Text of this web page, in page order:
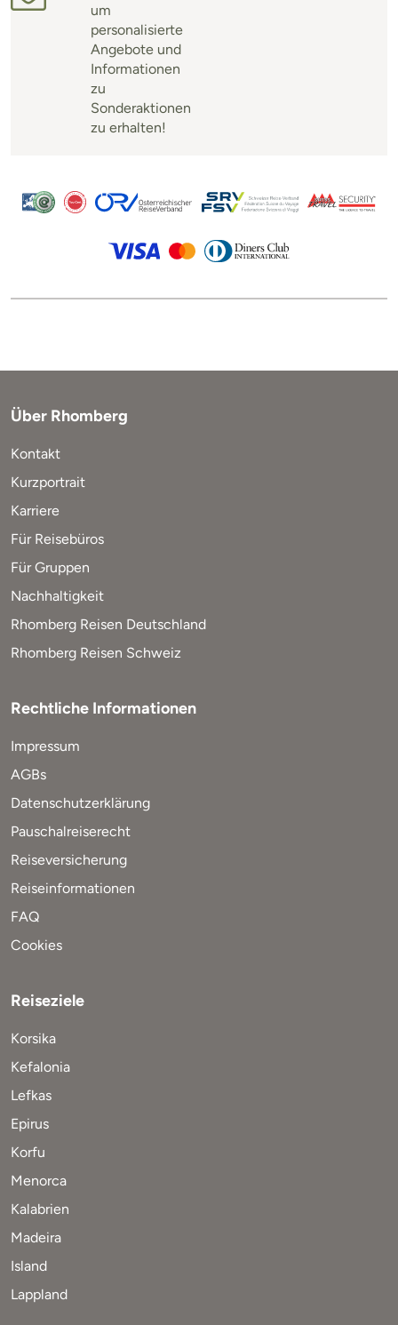
um
personalisierte
Angebote und
Informationen
zu
Sonderaktionen
zu erhalten!
Über Rhomberg
Kontakt
Kurzportrait
Karriere
Für Reisebüros
Für Gruppen
Nachhaltigkeit
Rhomberg Reisen Deutschland
Rhomberg Reisen Schweiz
Rechtliche Informationen
Impressum
AGBs
Datenschutzerklärung
Pauschalreiserecht
Reiseversicherung
Reiseinformationen
FAQ
Cookies
Reiseziele
Korsika
Kefalonia
Lefkas
Epirus
Korfu
Menorca
Kalabrien
Madeira
Island
Lappland